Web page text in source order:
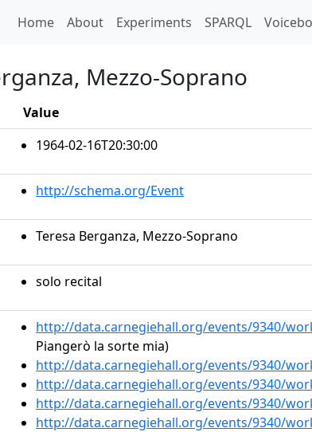
Home(current)
About Experiments SPARQL
Mezzo-Soprano
Value
1964-02-16T20:30:00
http://schema.org/Event
Teresa Berganza, Mezzo-Soprano
solo recital
http://data.carnegiehall.org/events/9340/
Piangerò la sorte mia)
http://data.carnegiehall.org/events/9340/
http://data.carnegiehall.org/events/9340/
http://data.carnegiehall.org/events/9340/
http://data.carnegiehall.org/events/9340/